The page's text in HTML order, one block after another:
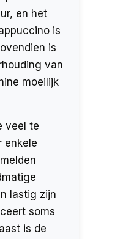
en het
is
is
van
moeilijk
veel te
enkele
lastig zijn
soms
is de